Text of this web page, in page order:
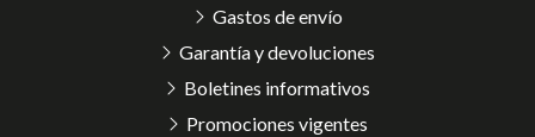
Gastos de envío
Garantía y devoluciones
Boletines informativos
Promociones vigentes